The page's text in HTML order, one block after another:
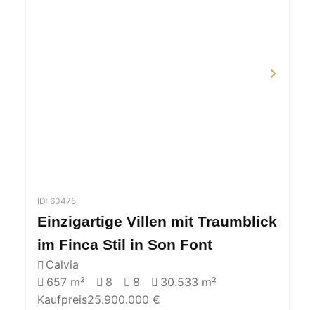
ID: 60475
Einzigartige Villen mit Traumblick
im Finca Stil in Son Font
Calvia
657 m²
8 8
30.533 m²
Kaufpreis25.900.000 €